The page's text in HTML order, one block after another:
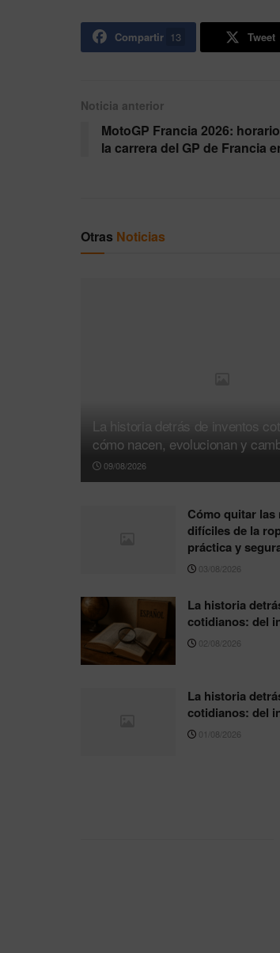
Compartir 13 Tweet
Noticia anterior
MotoGP Francia 2026:
la carrera del GP de Francia
Otras Noticias
La historia detrás de inventos
cómo nacen, evolucionan y
09/08/2026
Cómo quitar las
difíciles de la
práctica y
03/08/2026
La historia
cotidianos: del
02/08/2026
La historia
cotidianos: del
01/08/2026